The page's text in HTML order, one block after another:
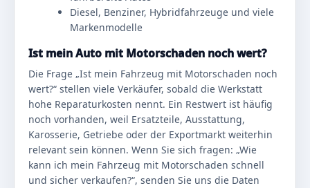
Diesel, Benziner, Hybridfahrzeuge und viele
Markenmodelle
Ist mein Auto mit Motorschaden noch wert?
Die Frage „Ist mein Fahrzeug mit Motorschaden noch
wert?“ stellen viele Verkäufer, sobald die Werkstatt
hohe Reparaturkosten nennt. Ein Restwert ist häufig
noch vorhanden, weil Ersatzteile, Ausstattung,
Karosserie, Getriebe oder der Exportmarkt weiterhin
relevant sein können. Wenn Sie sich fragen: „Wie
kann ich mein Fahrzeug mit Motorschaden schnell
und sicher verkaufen?“, senden Sie uns die Daten